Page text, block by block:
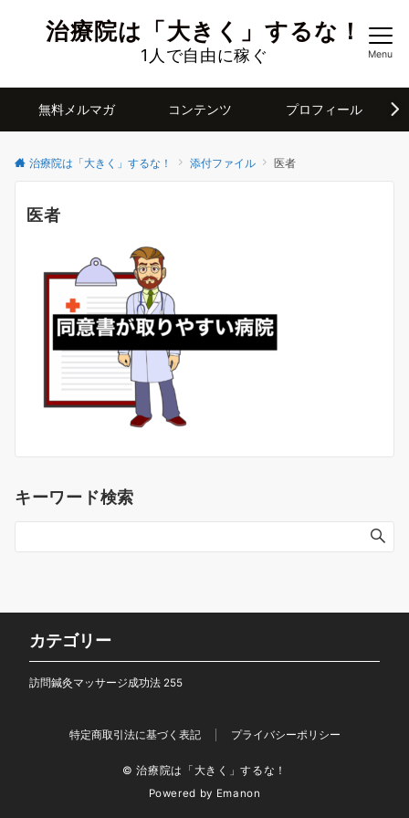
治療院は「大きく」するな！
1人で自由に稼ぐ Menu
無料メルマガ コンテンツ プロフィール
治療院は「大きく」するな！ 添付ファイル 医者
医者
キーワード検索
カテゴリー
訪問鍼灸マッサージ成功法 255
特定商取引法に基づく表記 プライバシーポリシー
© 治療院は「大きく」するな！
Powered by Emanon